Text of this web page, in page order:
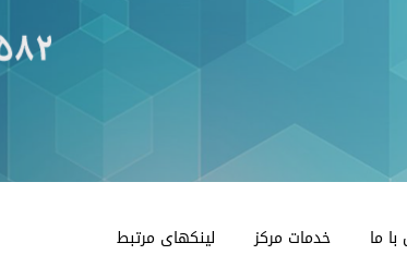
ما خدمات مرکز لینکهای مرتبط